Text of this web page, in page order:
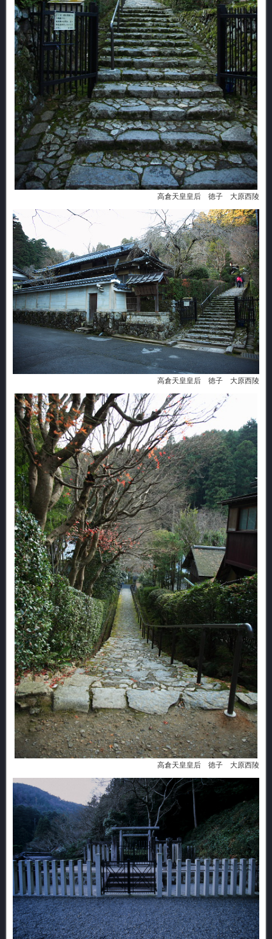
高倉天皇皇后 徳子 大原西陵
高倉天皇皇后 徳子 大原西陵
高倉天皇皇后 徳子 大原西陵